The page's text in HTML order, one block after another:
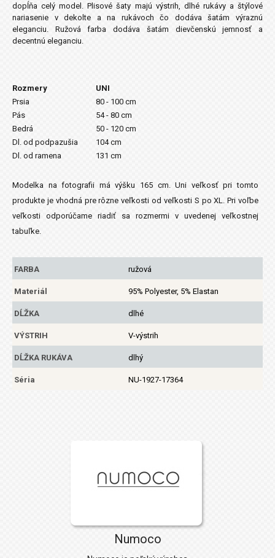
dopĺňa celý model. Plisové šaty majú výstrih, dlhé rukávy a štýlové
nariasenie v dekolte a na rukávoch čo dodáva šatám výraznú
eleganciu. Ružová farba dodáva šatám dievčenskú jemnosť a
decentnú eleganciu.
Rozmery
UNI
Prsia
80 - 100 cm
Pás
54 - 80 cm
Bedrá
50 - 120 cm
Dl. od podpazušia
104 cm
Dl. od ramena
131 cm
Modelka na fotografii má výšku 165 cm. Uni veľkosť pri tomto
produkte je vhodná pre rôzne veľkosti od veľkosti S po XL. Pri voľbe
veľkosti odporúčame riadiť sa rozmermi v uvedenej veľkostnej
tabuľke.
FARBA ružová
Materiál 95% Polyester, 5% Elastan
DĹŽKA dlhé
VÝSTRIH V-výstrih
DĹŽKA RUKÁVA dlhý
Séria NU-1927-17364
Numoco